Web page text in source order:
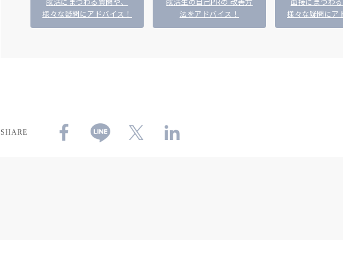
様々な疑問にアドバイス！
法をアドバイス！
様々な疑問にア
SHARE